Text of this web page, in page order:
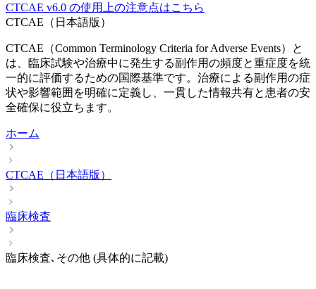
CTCAE v6.0 の使用上の注意点はこちら
CTCAE（日本語版）
CTCAE（Common Terminology Criteria for Adverse Events）と
は、臨床試験や治療中に発生する副作用の頻度と重症度を統
一的に評価するための国際基準です。治療による副作用の症
状や影響範囲を明確に定義し、一貫した情報共有と患者の安
全確保に役立ちます。
ホーム
CTCAE（日本語版）
臨床検査
臨床検査､その他 (具体的に記載)